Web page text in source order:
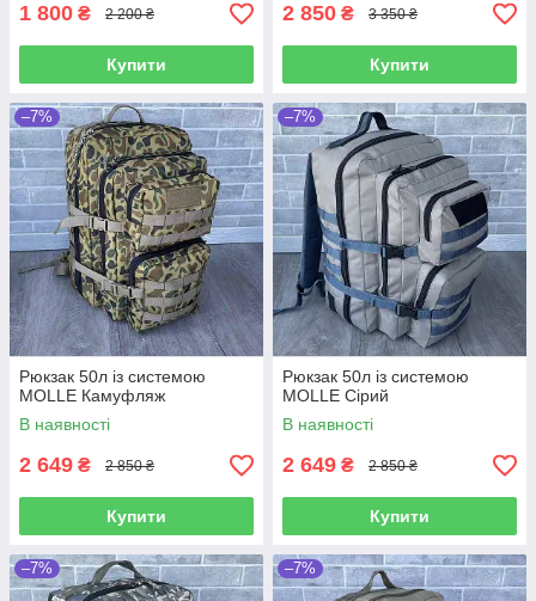
1 800 ₴ 2 200 ₴
Купити
2 850 ₴ 3 350 ₴
Купити
–7%
Рюкзак 50л із системою
MOLLE Камуфляж
В наявності
2 649 ₴ 2 850 ₴
Купити
–7%
Рюкзак 50л із системою
MOLLE Сірий
В наявності
2 649 ₴ 2 850 ₴
Купити
–7% –7%